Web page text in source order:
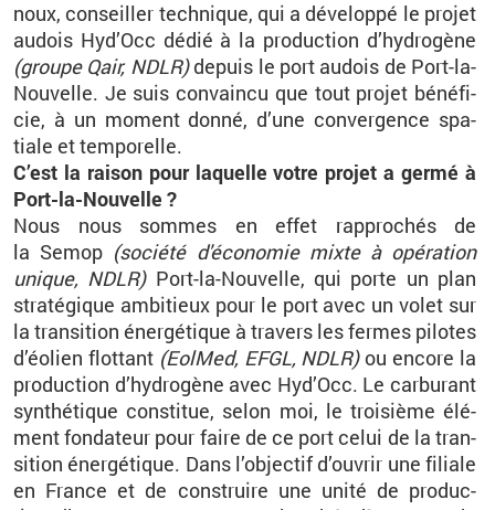
noux, conseiller tech­nique, qui a dé­ve­loppé le pro­jet
au­dois Hy­d’Occ dédié à la pro­duc­tion d’hy­dro­gène
(groupe Qair, NDLR)de­puis le port au­dois de Port-la-
Nou­velle. Je suis convaincu que tout pro­jet bé­né­fi­
cie, à un mo­ment donné, d’une conver­gence spa­
tiale et tem­po­relle.
C’est la rai­son pour la­quelle votre pro­jet a germé à
Port-la-Nou­velle ?
Nous nous sommes en effet rap­pro­chés de
la Semop (so­ciété d'éco­no­mie mixte à opé­ra­tion
unique, NDLR) Port-la-Nou­velle, qui porte un plan
stra­té­gique am­bi­tieux pour le port avec un volet sur
la tran­si­tion éner­gé­tique à tra­vers les fermes pi­lotes
d’éo­lien flot­tant (Eol­Med, EFGL, NDLR)ou en­core la
pro­duc­tion d’hy­dro­gène avec Hy­d’Occ. Le car­bu­rant
syn­thé­tique consti­tue, selon moi, le troi­sième élé­
ment fon­da­teur pour faire de ce port celui de la tran­
si­tion éner­gé­tique. Dans l’ob­jec­tif d’ou­vrir une fi­liale
en France et de construire une unité de pro­duc­